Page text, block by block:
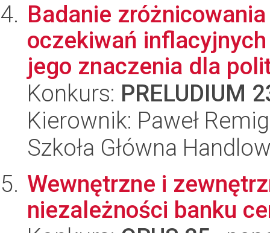
Badanie
oczekiwań
jego znaczenia dla
Konkurs: PRELUDIUM
Kierownik: Paweł
Szkoła Główna
Wewnętrzne i
niezależności banku